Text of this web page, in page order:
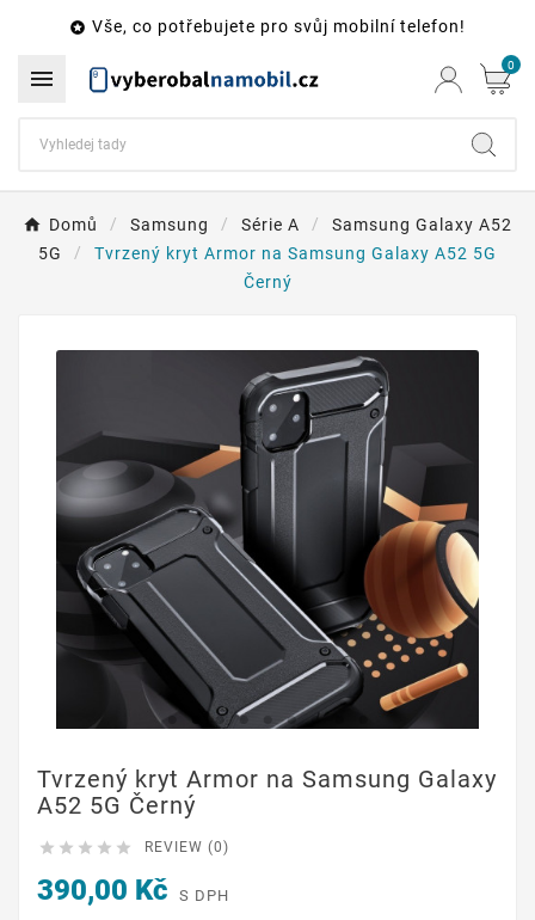
 Vše, co potřebujete pro svůj mobilní telefon!
 0
Domů Samsung Série A
Samsung Galaxy A52
5G
Tvrzený kryt Armor na Samsung Galaxy A52 5G
Černý
Tvrzený kryt Armor na Samsung Galaxy
A52 5G Černý
     REVIEW (0)
390,00 Kč S DPH